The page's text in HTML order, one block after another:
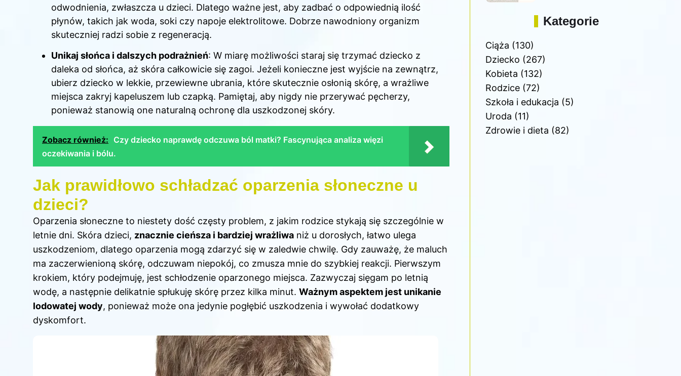
odwodnienia, zwłaszcza u dzieci. Dlatego ważne jest, aby zadbać o odpowiednią ilość
płynów, takich jak woda, soki czy napoje elektrolitowe. Dobrze nawodniony organizm
skuteczniej radzi sobie z regeneracją.
Unikaj słońca i dalszych podrażnień: W miarę możliwości staraj się trzymać dziecko z
daleka od słońca, aż skóra całkowicie się zagoi. Jeżeli konieczne jest wyjście na zewnątrz,
ubierz dziecko w lekkie, przewiewne ubrania, które skutecznie osłonią skórę, a wrażliwe
miejsca zakryj kapeluszem lub czapką. Pamiętaj, aby nigdy nie przerywać pęcherzy,
ponieważ stanowią one naturalną ochronę dla uszkodzonej skóry.
Zobacz również: Czy dziecko naprawdę odczuwa ból matki? Fascynująca analiza więzi
oczekiwania i bólu.
Jak prawidłowo schładzać oparzenia słoneczne u
dzieci?
Oparzenia słoneczne to niestety dość częsty problem, z jakim rodzice stykają się szczególnie w
letnie dni. Skóra dzieci, znacznie cieńsza i bardziej wrażliwa niż u dorosłych, łatwo ulega
uszkodzeniom, dlatego oparzenia mogą zdarzyć się w zaledwie chwilę. Gdy zauważę, że maluch
ma zaczerwienioną skórę, odczuwam niepokój, co zmusza mnie do szybkiej reakcji. Pierwszym
krokiem, który podejmuję, jest schłodzenie oparzonego miejsca. Zazwyczaj sięgam po letnią
wodę, a następnie delikatnie spłukuję skórę przez kilka minut. Ważnym aspektem jest unikanie
lodowatej wody, ponieważ może ona jedynie pogłębić uszkodzenia i wywołać dodatkowy
dyskomfort.
Kategorie
Ciąża (130)
Dziecko (267)
Kobieta (132)
Rodzice(72)
Szkoła i edukacja (5)
Uroda (11)
Zdrowie i dieta (82)